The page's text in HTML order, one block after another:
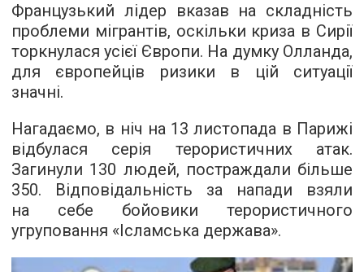
Французький лідер вказав на складність
проблеми мігрантів, оскільки криза в Сирії
торкнулася усієї Європи. На думку Олланда,
для європейців ризики в цій ситуації
значні.
Нагадаємо, в ніч на 13 листопада в Парижі
відбулася серія терористичних атак.
Загинули 130 людей, постраждали більше
350. Відповідальність за напади взяли
на себе бойовики терористичного
угруповання «Ісламська держава».